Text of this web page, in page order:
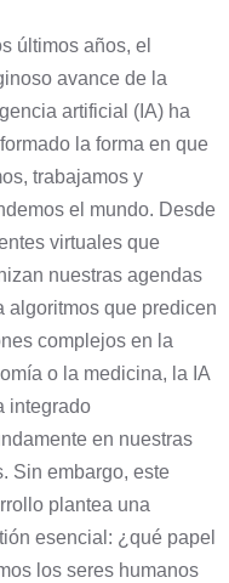
últimos años, el
avance de la
artificial (IA) ha
la forma en que
trabajamos y
el mundo. Desde
virtuales que
nuestras agendas
algoritmos que predicen
complejos en la
o la medicina, la IA
integrado
en nuestras
Sin embargo, este
plantea una
esencial: ¿qué papel
los seres humanos